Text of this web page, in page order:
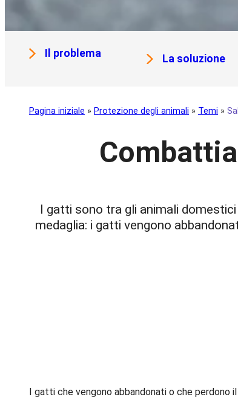
Il problema La soluzione
Pagina iniziale » Protezione degli animali » Temi »
I gatti sono tra gli animali
medaglia: i gatti vengono
I gatti che vengono abbandonati o che